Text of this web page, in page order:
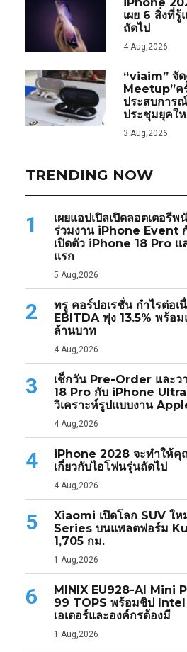
เผย 6 สิ่งที่รู้
ถัดไป
4 Aug,2026
“viaim” จั
Meetup”ค
ประสบการ
ประชุมยุคใ
3 Aug,2026
TRENDING NOW
1
เผยแอปเปิลเปิดลอตเตอรี
ร่วมงาน iPhone Event
เปิดตัว iPhone 18 Pro
แรก
5 Aug,2026
2
ทรู คอร์ปอเรชั่น กำไรต่อเ
EBITDA พุ่ง 13.5% พร้อ
ล้านบาท
4 Aug,2026
3
เช็กวัน Pre-Order และว
18 Pro กับ iPhone
วิเคราะห์รูปแบบงาน
4 Aug,2026
4
iPhone 2028 จะทำให้คุ
เกี่ยวกับไอโฟนรุ่นถัดไป
4 Aug,2026
5
Xiaomi เปิดโลก SUV ใ
Series บนแพลตฟอร์ม
1,705 กม.
1 Aug,2026
6
MINIX EU928-AI Mini
99 TOPS พร้อมชิป
เอเตอร์และองค์กรต้องมี
1 Aug,2026